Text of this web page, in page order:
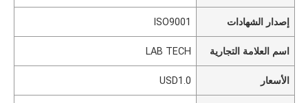
إصدار الشهادات ISO9001
اسم العلامة التجارية LAB TECH
الأسعار USD1.0